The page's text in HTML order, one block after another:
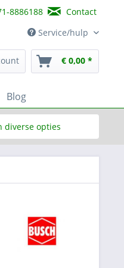
8886188
Contact
Service/hulp
€ 0,00 *
Blog
diverse opties